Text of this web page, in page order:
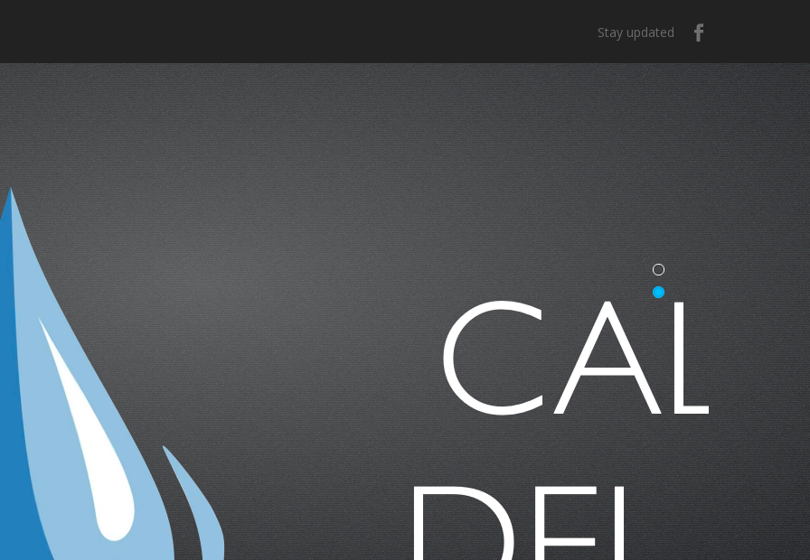
Stay updated
es el mejor calentador solar de México